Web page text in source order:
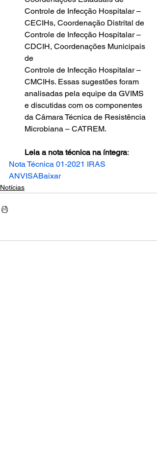
Controle de Infecção Hospitalar –
CECIHs, Coordenação Distrital de
Controle de Infecção Hospitalar –
CDCIH, Coordenações Municipais
de
Controle de Infecção Hospitalar –
CMCIHs. Essas sugestões foram
analisadas pela equipe da GVIMS
e discutidas com os componentes
da Câmara Técnica de Resistência
Microbiana – CATREM.
Leia a nota técnica na íntegra:
Nota Técnica 01-2021 IRAS
ANVISABaixar
Notícias